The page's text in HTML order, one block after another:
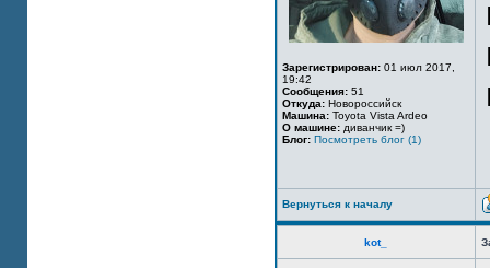
Зарегистрирован: 01 июл 2017,
19:42
Сообщения: 51
Откуда: Новороссийск
Машина: Toyota Vista Ardeo
О машине: диванчик =)
Блог: Посмотреть блог (1)
Вернуться к началу
kot_